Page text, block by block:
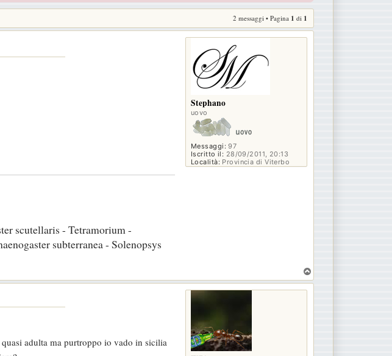
2 messaggi • Pagina 1 di 1
Stephano
uovo
Messaggi: 97
Iscritto il: 28/09/2011, 20:13
Località: Provincia di Viterbo
scutellaris - Tetramorium -
subterranea - Solenopsys
o
adulta ma purtroppo io vado in sicilia